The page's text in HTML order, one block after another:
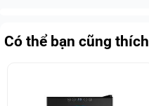
Có thể bạn cũng thích